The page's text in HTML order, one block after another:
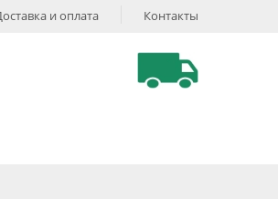
и оплата Контакты